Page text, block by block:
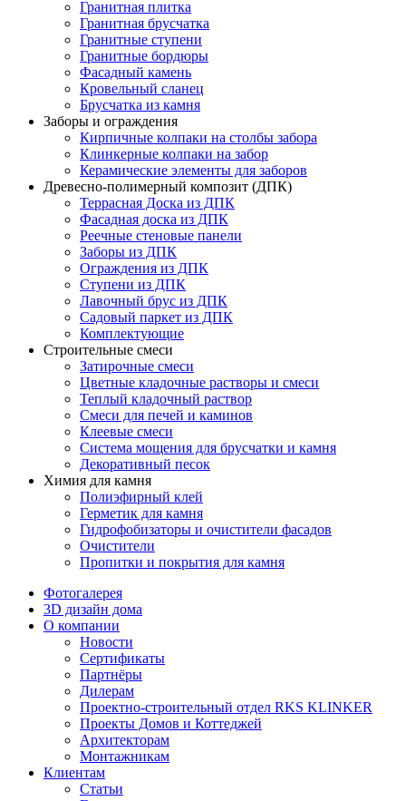
Гранитная плитка
Гранитная брусчатка
Гранитные ступени
Гранитные бордюры
Фасадный камень
Кровельный сланец
Брусчатка из камня
Заборы и ограждения
Кирпичные колпаки на столбы забора
Клинкерные колпаки на забор
Керамические элементы для заборов
Древесно-полимерный композит (ДПК)
Террасная Доска из ДПК
Фасадная доска из ДПК
Реечные стеновые панели
Заборы из ДПК
Ограждения из ДПК
Ступени из ДПК
Лавочный брус из ДПК
Садовый паркет из ДПК
Комплектующие
Строительные смеси
Затирочные смеси
Цветные кладочные растворы и смеси
Теплый кладочный раствор
Смеси для печей и каминов
Клеевые смеси
Система мощения для брусчатки и камня
Декоративный песок
Химия для камня
Полиэфирный клей
Герметик для камня
Гидрофобизаторы и очистители фасадов
Очистители
Пропитки и покрытия для камня
Фотогалерея
3D дизайн дома
О компании
Новости
Сертификаты
Партнёры
Дилерам
Проектно-строительный отдел RKS KLINKER
Проекты Домов и Коттеджей
Архитекторам
Монтажникам
Клиентам
Статьи